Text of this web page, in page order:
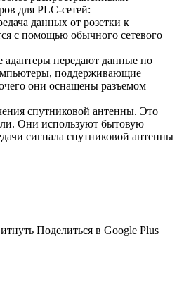
для PLC-сетей:
данных от розетки к
с помощью обычного сетевого
передают данные по
поддерживающие
они оснащены разъемом
спутниковой антенны. Это
Они используют бытовую
сигнала спутниковой антенны
Поделиться в Google Plus